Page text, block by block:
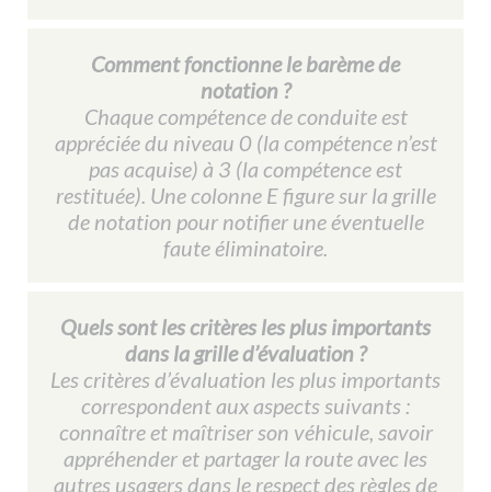
Comment fonctionne le barème de
notation ?
Chaque compétence de conduite est
appréciée du niveau 0 (la compétence n’est
pas acquise) à 3 (la compétence est
restituée). Une colonne E figure sur la grille
de notation pour notifier une éventuelle
faute éliminatoire.
Quels sont les critères les plus importants
dans la grille d’évaluation ?
Les critères d’évaluation les plus importants
correspondent aux aspects suivants :
connaître et maîtriser son véhicule, savoir
appréhender et partager la route avec les
autres usagers dans le respect des règles de